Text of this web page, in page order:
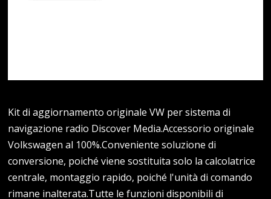
Kit di aggiornamento originale VW per sistema di
navigazione radio Discover Media.Accessorio originale
Volkswagen al 100%.Conveniente soluzione di
conversione, poiché viene sostituita solo la calcolatrice
centrale, montaggio rapido, poiché l'unità di comando
rimane inalterata.Tutte le funzioni disponibili di